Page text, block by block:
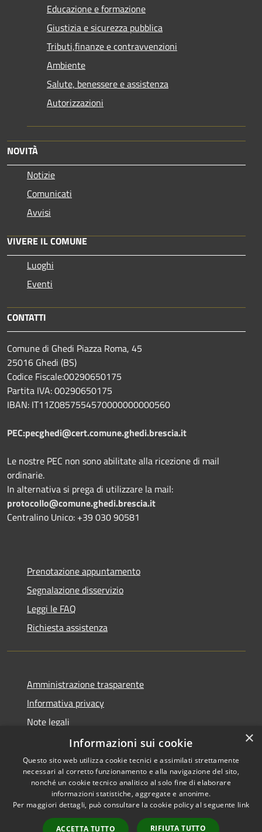
Educazione e formazione
Giustizia e sicurezza pubblica
Tributi,finanze e contravvenzioni
Ambiente
Salute, benessere e assistenza
Autorizzazioni
NOVITÀ
Notizie
Comunicati
Avvisi
VIVERE IL COMUNE
Luoghi
Eventi
CONTATTI
Comune di Ghedi Piazza Roma, 45
25016 Ghedi (BS)
Codice Fiscale:00290650175
Partita IVA: 00290650175
IBAN: IT11Z0857554570000000000560
PEC:pecghedi@cert.comune.ghedi.brescia.it
Le nostre PEC non sono abilitate alla ricezione di mail
ordinarie.
In alternativa si prega di utilizzare la mail:
protocollo@comune.ghedi.brescia.it
Centralino Unico: +39 030 90581
Prenotazione appuntamento
Segnalazione disservizio
Leggi le FAQ
Richiesta assistenza
Amministrazione trasparente
Informativa privacy
Note legali
Dichiarazione di accessibilità
RSS
Accessibilità
Copyright © 2026 • Comune di
Municipium• Accesso
×
Informazioni sui cookie
Questo sito web utilizza cookie tecnici e assimilati strettamente
necessari al corretto funzionamento e alla navigazione del sito,
nonché un cookie tecnico analitico al solo fine di elaborare
informazioni statistiche, aggregate e anonime.
Per maggiori dettagli, può consultare la cookie policy al seguente link
ACCETTA TUTTO RIFIUTA TUTTO